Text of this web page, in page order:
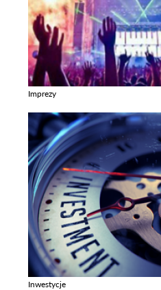
Imprezy
Inwestycje